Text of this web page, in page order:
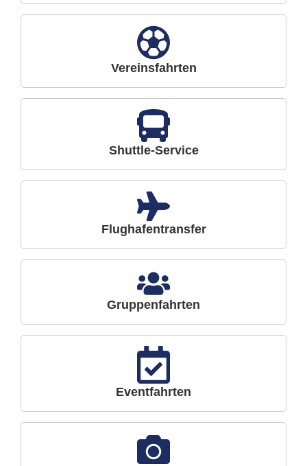
Vereinsfahrten
Shuttle-Service
Flughafentransfer
Gruppenfahrten
Eventfahrten